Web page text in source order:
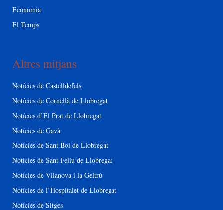
Economia
El Temps
Altres mitjans
Notícies de Castelldefels
Notícies de Cornellà de Llobregat
Notícies d’El Prat de Llobregat
Notícies de Gavà
Notícies de Sant Boi de Llobregat
Notícies de Sant Feliu de Llobregat
Notícies de Vilanova i la Geltrú
Notícies de l’Hospitalet de Llobregat
Notícies de Sitges